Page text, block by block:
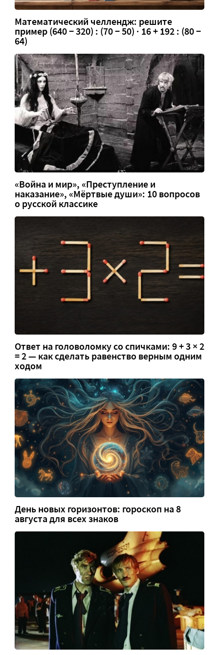
Математический челлендж: решите
пример (640 − 320) : (70 − 50) · 16 + 192 : (80 −
64)
«Война и мир», «Преступление и
наказание», «Мёртвые души»: 10 вопросов
о русской классике
Ответ на головоломку со спичками: 9 + 3 × 2
= 2 — как сделать равенство верным одним
ходом
День новых горизонтов: гороскоп на 8
августа для всех знаков